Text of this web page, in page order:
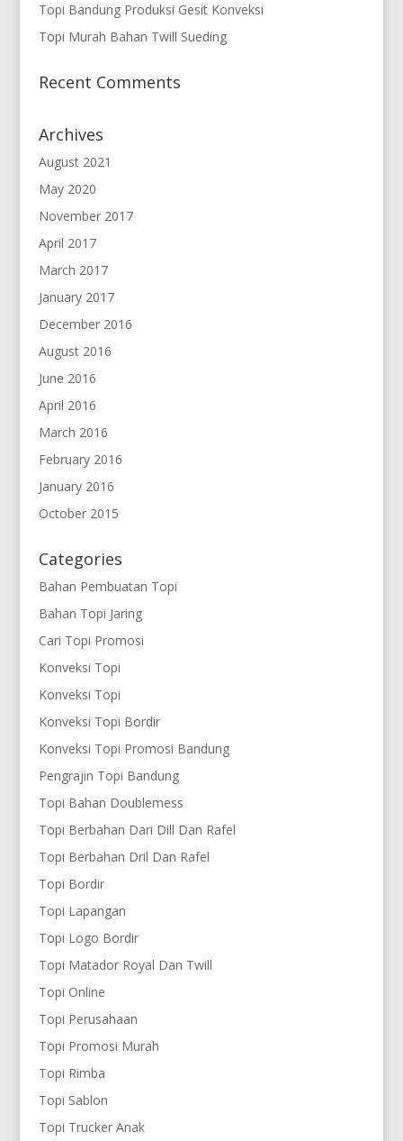
Topi Bandung Produksi Gesit Konveksi
Topi Murah Bahan Twill Sueding
Recent Comments
Archives
August 2021
May 2020
November 2017
April 2017
March 2017
January 2017
December 2016
August 2016
June 2016
April 2016
March 2016
February 2016
January 2016
October 2015
Categories
Bahan Pembuatan Topi
Bahan Topi Jaring
Cari Topi Promosi
Konveksi Topi
Konveksi Topi
Konveksi Topi Bordir
Konveksi Topi Promosi Bandung
Pengrajin Topi Bandung
Topi Bahan Doublemess
Topi Berbahan Dari Dill Dan Rafel
Topi Berbahan Dril Dan Rafel
Topi Bordir
Topi Lapangan
Topi Logo Bordir
Topi Matador Royal Dan Twill
Topi Online
Topi Perusahaan
Topi Promosi Murah
Topi Rimba
Topi Sablon
Topi Trucker Anak